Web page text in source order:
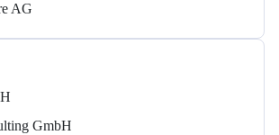
AG
GmbH